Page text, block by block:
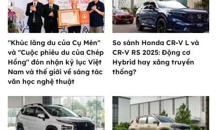
"Khúc lãng du của Cụ Mén"
và "Cuộc phiêu du của Chép
Hồng" đón nhận kỷ lục Việt
Nam và thế giới về sáng tác
văn học nghệ thuật
So sánh Honda CR-V L và
CR-V RS 2025: Động cơ
Hybrid hay xăng truyền
thống?